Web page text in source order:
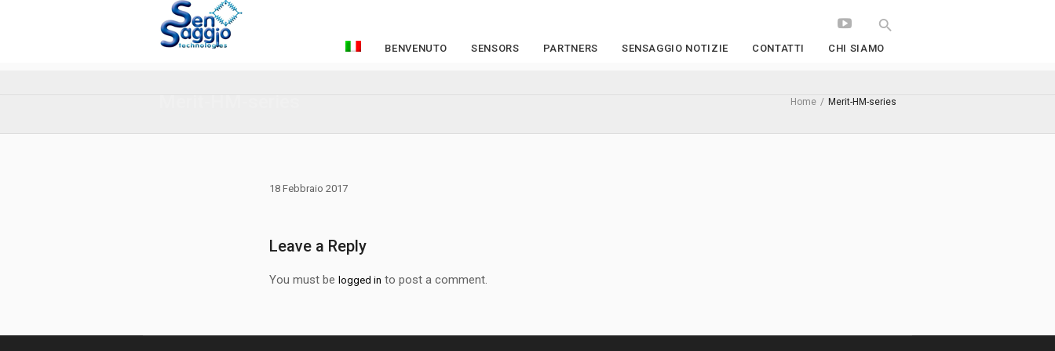
BENVENUTO SENSORS PARTNERS SENSAGGIO NOTIZIE CONTATTI CHI SIAMO
Home / Merit-HM-series
18 Febbraio 2017
Leave a Reply
You must be logged in to post a comment.